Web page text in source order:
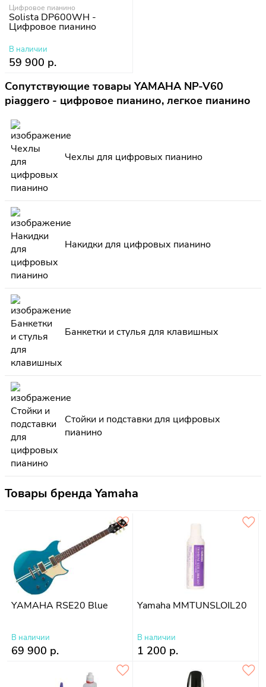
Цифровое пианино
Solista DP600WH -
Цифровое пианино
В наличии
59 900 р.
Сопутствующие товары YAMAHA NP-V60
piaggero - цифровое пианино, легкое пианино
Чехлы для цифровых пианино
Накидки для цифровых пианино
Банкетки и стулья для клавишных
Стойки и подставки для цифровых
пианино
Товары бренда Yamaha
YAMAHA RSE20 Blue
В наличии
69 900 р.
Yamaha MMTUNSLOIL20
В наличии
1 200 р.